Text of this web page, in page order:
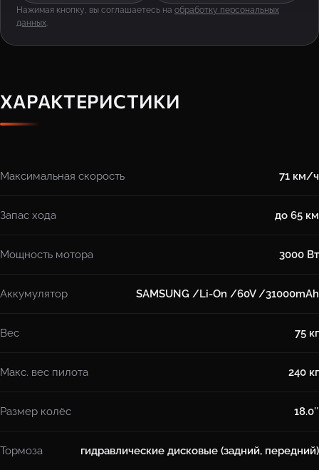
Нажимая кнопку, вы соглашаетесь на обработку персональных
данных.
ХАРАКТЕРИСТИКИ
Максимальная скорость 71 км/ч
Запас хода до 65 км
Мощность мотора 3000 Вт
Аккумулятор SAMSUNG /Li-On /60V /31000mAh
Вес 75 кг
Макс. вес пилота 240 кг
Размер колёс 18.0″
Тормоза гидравлические дисковые (задний, передний)